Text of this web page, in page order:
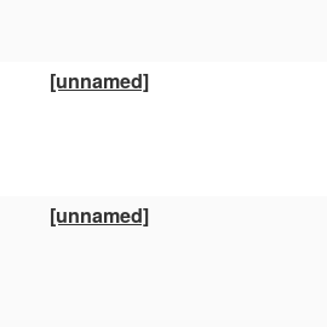
[unnamed]
[unnamed]